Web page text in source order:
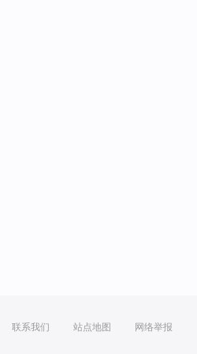
联系我们 站点地图 网络举报